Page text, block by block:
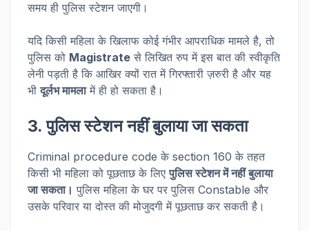
समय ही पुलिस स्टेशन जाएगी।
यदि किसी महिला के खिलाफ कोई गंभीर आपराधिक मामले है, तो
पुलिस को Magistrate से लिखित रुप में इस बात की स्वीकृति
लेनी पड़ती है कि आखिर क्यों रात में गिरफ्तारी ज़रुरी है और यह
भीदूर्लभ मामलामें ही हो सकता है।
3. पुलिस स्टेशन नहीं बुलाया जा सकता
Criminal procedure code के section 160 के तहत
किसी भी महिला को पूछताछ के लिएपुलिस स्टेशन में नहीं बुलाया
जा सकता। पुलिस महिला के घर पर पुलिस Constable और
उसके परिवार या दोस्त की मोजुदगी में पूछताछ कर सकती है।